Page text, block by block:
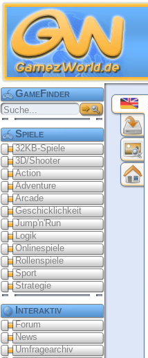
GameFinder
Spiele
32KB-Spiele
3D/Shooter
Action
Adventure
Arcade
Geschicklichkeit
Jump'n'Run
Logik
Onlinespiele
Rollenspiele
Sport
Strategie
Interaktiv
Forum
News
Umfragearchiv